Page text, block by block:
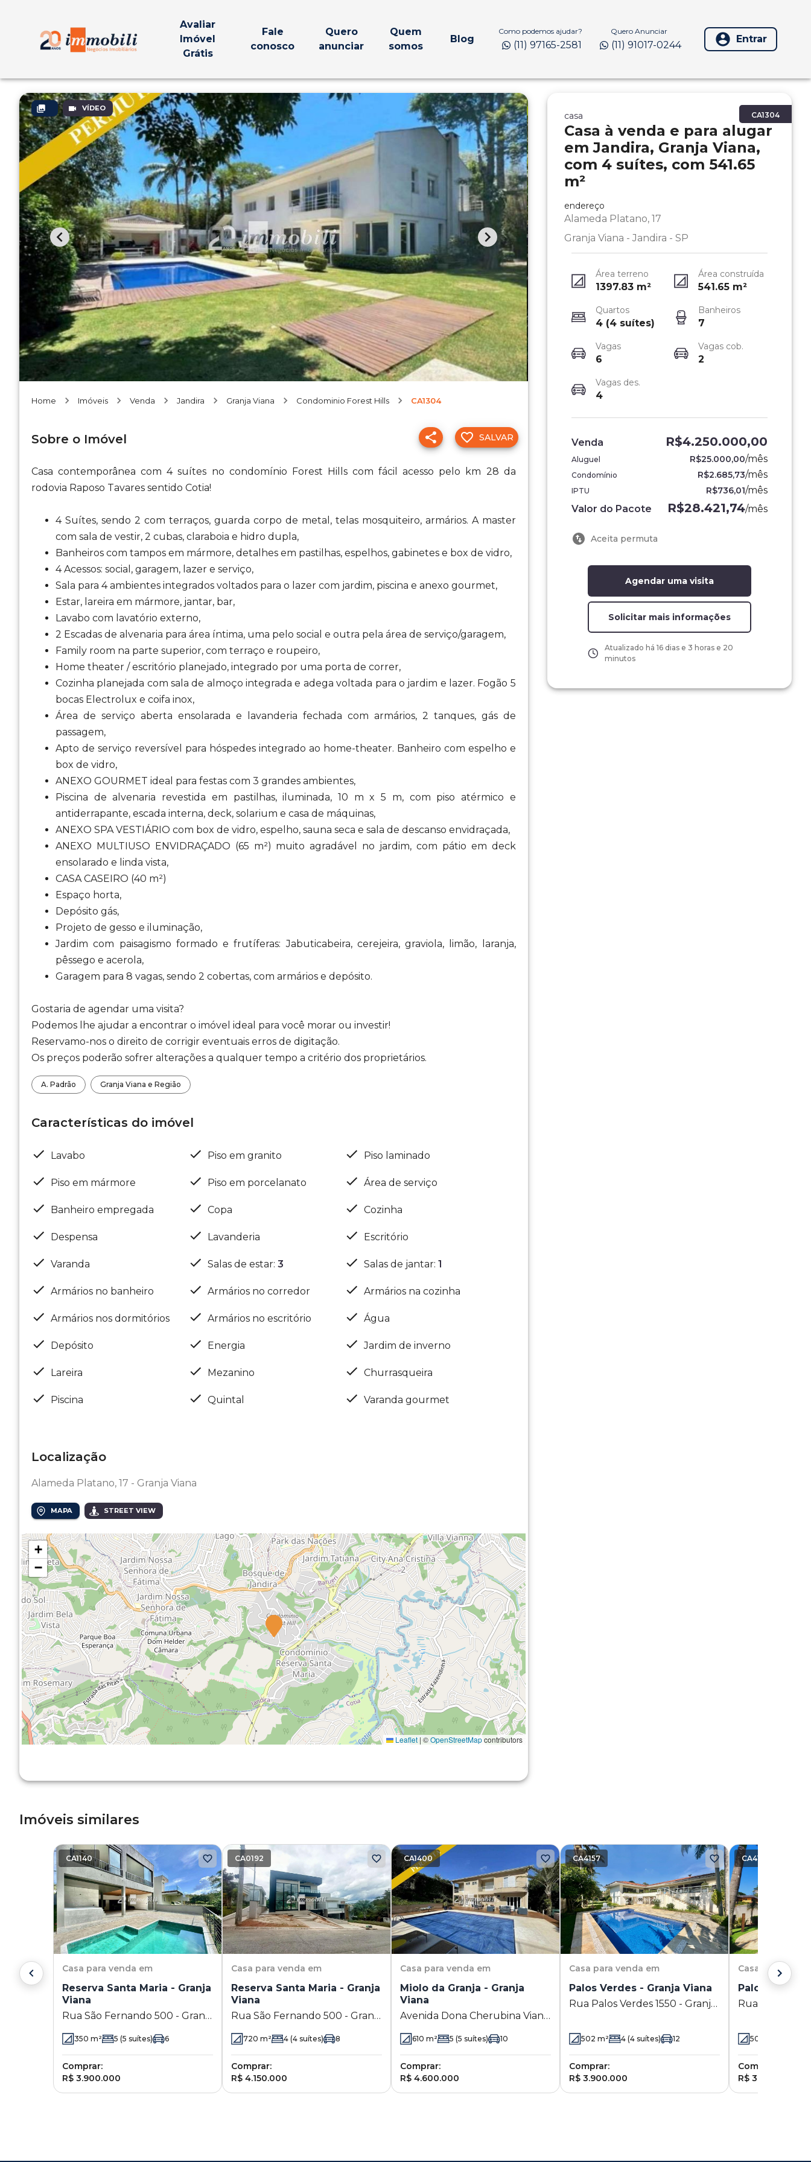
Avaliar
Imóvel
Grátis
Fale
conosco
Quero
anunciar
Quem
somos
Blog
Como podemos ajudar?
(11) 97165-2581
Quero Anunciar
(11) 91017-0244 Entrar
VÍDEO
Home Imóveis Venda Jandira Granja Viana Condominio Forest Hills CA1304
Sobre o Imóvel
Casa contemporânea com 4 suítes no condomínio Forest Hills com fácil acesso pelo km 28 da
rodovia Raposo Tavares sentido Cotia!
4 Suítes, sendo 2 com terraços, guarda corpo de metal, telas mosquiteiro, armários. A master
com sala de vestir, 2 cubas, claraboia e hidro dupla,
Banheiros com tampos em mármore, detalhes em pastilhas, espelhos, gabinetes e box de vidro,
4 Acessos: social, garagem, lazer e serviço,
Sala para 4 ambientes integrados voltados para o lazer com jardim, piscina e anexo gourmet,
Estar, lareira em mármore, jantar, bar,
Lavabo com lavatório externo,
2 Escadas de alvenaria para área íntima, uma pelo social e outra pela área de serviço/garagem,
Family room na parte superior, com terraço e roupeiro,
Home theater / escritório planejado, integrado por uma porta de correr,
Cozinha planejada com sala de almoço integrada e adega voltada para o jardim e lazer. Fogão 5
bocas Electrolux e coifa inox,
Área de serviço aberta ensolarada e lavanderia fechada com armários, 2 tanques, gás de
passagem,
Apto de serviço reversível para hóspedes integrado ao home-theater. Banheiro com espelho e
box de vidro,
ANEXO GOURMET ideal para festas com 3 grandes ambientes,
Piscina de alvenaria revestida em pastilhas, iluminada, 10 m x 5 m, com piso atérmico e
antiderrapante, escada interna, deck, solarium e casa de máquinas,
ANEXO SPA VESTIÁRIO com box de vidro, espelho, sauna seca e sala de descanso envidraçada,
ANEXO MULTIUSO ENVIDRAÇADO (65 m²) muito agradável no jardim, com pátio em deck
ensolarado e linda vista,
CASA CASEIRO (40 m²)
Espaço horta,
Depósito gás,
Projeto de gesso e iluminação,
Jardim com paisagismo formado e frutíferas: Jabuticabeira, cerejeira, graviola, limão, laranja,
pêssego e acerola,
Garagem para 8 vagas, sendo 2 cobertas, com armários e depósito.
Gostaria de agendar uma visita?
Podemos lhe ajudar a encontrar o imóvel ideal para você morar ou investir!
Reservamo-nos o direito de corrigir eventuais erros de digitação.
Os preços poderão sofrer alterações a qualquer tempo a critério dos proprietários.
A. Padrão Granja Viana e Região
SALVAR
Características do imóvel
Lavabo Piso em granito Piso laminado
Piso em mármore Piso em porcelanato Área de serviço
Banheiro empregada Copa Cozinha
Despensa Lavanderia Escritório
Varanda Salas de estar: 3 Salas de jantar:1
Armários no banheiro Armários no corredor Armários na cozinha
Armários nos dormitórios Armários no escritório Água
Depósito Energia Jardim de inverno
Lareira Mezanino Churrasqueira
Piscina Quintal Varanda gourmet
Localização
Alameda Platano, 17 - Granja Viana
MAPA STREET VIEW
+
−
Leaflet | ©OpenStreetMapcontributors
CA1304
casa
Casa à venda e para alugar
em Jandira, Granja Viana,
com 4 suítes, com 541.65
m²
endereço
Alameda Platano, 17
Granja Viana - Jandira - SP
Área terreno
1397.83m²
Área construída
541.65 m²
Quartos
4 (4 suítes)
Banheiros
7
Vagas
6
Vagas cob.
2
Vagas des.
4
Venda R$4.250.000,00
Aluguel R$25.000,00/mês
Condomínio R$2.685,73/mês
IPTU R$736,01/mês
Valor do Pacote
R$28.421,74/mês
Aceita permuta
Agendar uma visita
Solicitar mais informações
Atualizado há 16 dias e 3 horas e 20
minutos
Imóveis similares
CA1140
Casa para venda em
Reserva Santa Maria - Granja
Viana
Rua São Fernando 500 - Granja
350 m² 5 (5 suítes) 6
Comprar:
R$ 3.900.000
CA0192
Casa para venda em
Reserva Santa Maria - Granja
Viana
Rua São Fernando 500 - Granja
720 m² 4 (4 suítes) 8
Comprar:
R$ 4.150.000
CA1400
Casa para venda em
Miolo da Granja - Granja
Viana
Avenida Dona Cherubina Viana
610 m² 5 (5 suítes) 10
Comprar:
R$ 4.600.000
CA4157
Casa para venda em
Palos Verdes - Granja Viana
Rua Palos Verdes 1550 - Granja
502 m² 4 (4 suítes) 12
Comprar:
R$ 3.900.000
CA4190
Casa para
Palos Verdes
Rua Palos
503
Comprar:
R$ 3.990.000